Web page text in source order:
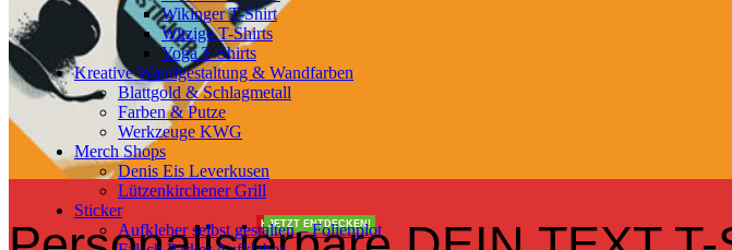
Wikinger T-Shirt
Witzige T-Shirts
Yoga T-Shirts
Kreative Wandgestaltung & Wandfarben
Blattgold & Schlagmetall
Farben & Putze
Werkzeuge KWG
Merch Shops
Denis Eis Leverkusen
Lützenkirchener Grill
Sticker
Aufkleber selbst gestalten – Folienplot
KOSTENLOS
JETZT ENTDECKEN!